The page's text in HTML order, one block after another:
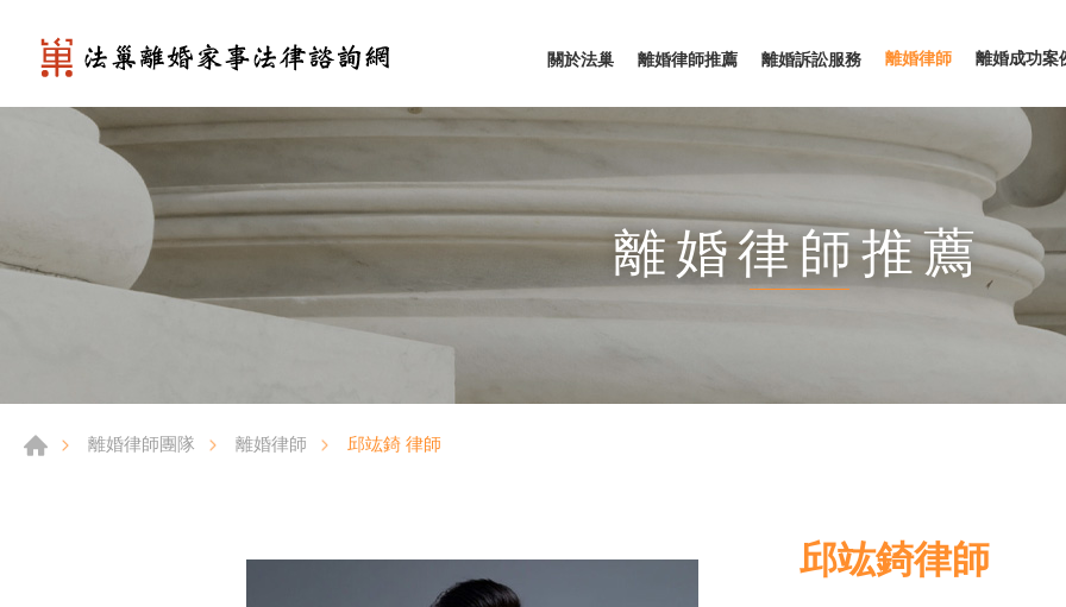
關於法巢 離婚律師推薦 離婚訴訟服務 離婚律師 離婚成功案
離婚律師推薦
離婚律師團隊 離婚律師 邱竑錡 律師
邱竑錡律師